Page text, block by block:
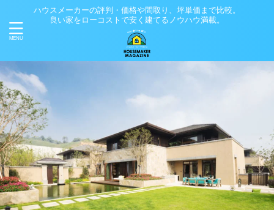
ハウスメーカーの評判・価格や間取り、坪単価まで比較。
良い家をローコストで安く建てるノウハウ満載。